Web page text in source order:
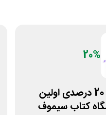
20%
کد تخفیف 20 درصدی اولین
کتاب سیموف